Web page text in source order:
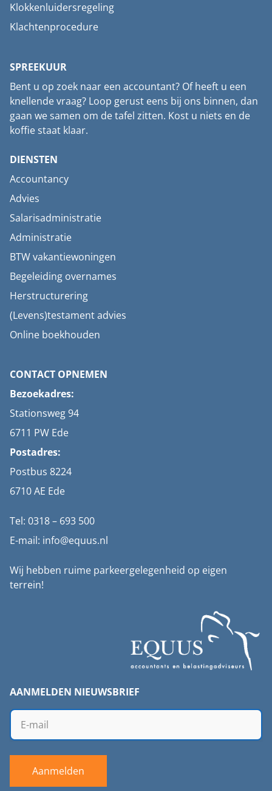
Klokkenluidersregeling
Klachtenprocedure
SPREEKUUR
Bent u op zoek naar een accountant? Of heeft u een
knellende vraag? Loop gerust eens bij ons binnen, dan
gaan we samen om de tafel zitten. Kost u niets en de
koffie staat klaar.
DIENSTEN
Accountancy
Advies
Salarisadministratie
Administratie
BTW vakantiewoningen
Begeleiding overnames
Herstructurering
(Levens)testament advies
Online boekhouden
CONTACT OPNEMEN
Bezoekadres:
Stationsweg 94
6711 PW Ede
Postadres:
Postbus 8224
6710 AE Ede
Tel: 0318 – 693 500
E-mail: info@equus.nl
Wij hebben ruime parkeergelegenheid op eigen
terrein!
AANMELDEN NIEUWSBRIEF
Aanmelden